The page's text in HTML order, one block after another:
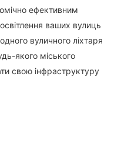
ефективним
ваших вулиць
вуличного ліхтаря
якого міського
свою інфраструктуру